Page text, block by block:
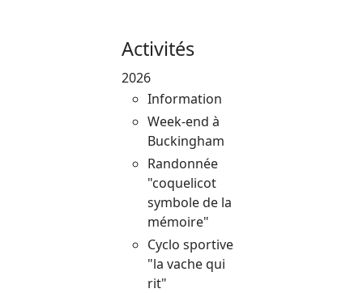
Activités
2026
Information
Week-end à
Buckingham
Randonnée
"coquelicot
symbole de la
mémoire"
Cyclo sportive
"la vache qui
rit"